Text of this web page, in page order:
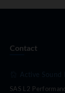
Contact
Active Sound
SAS L2